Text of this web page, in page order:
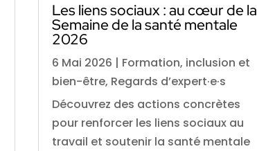
Les liens sociaux : au cœur de la
Semaine de la santé mentale
2026
6 Mai 2026 | Formation, inclusion et
bien-être, Regards d’expert·e·s
Découvrez des actions concrètes
pour renforcer les liens sociaux au
travail et soutenir la santé mentale